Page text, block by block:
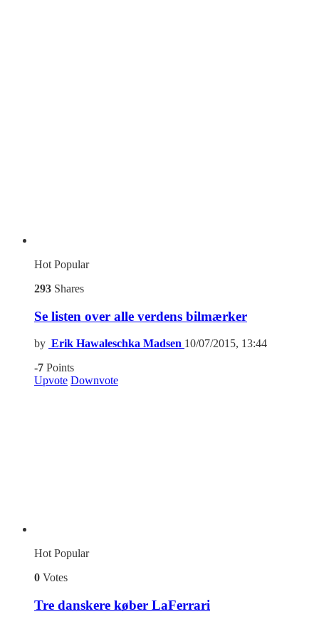
Hot Popular
293 Shares
Se listen over alle verdens bilmærker
by Erik Hawaleschka Madsen 10/07/2015, 13:44
-7 Points
Upvote Downvote
HotPopular
0 Votes
Tre danskere køber LaFerrari